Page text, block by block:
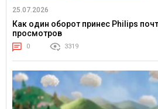
25.07.2026
Как один оборот принес Philips
просмотров
0 3319